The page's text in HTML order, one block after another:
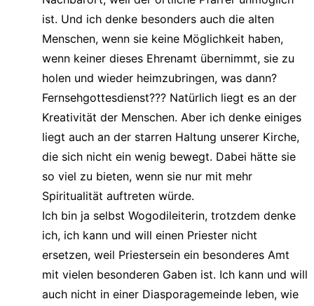
ist. Und ich denke besonders auch die alten
Menschen, wenn sie keine Möglichkeit haben,
wenn keiner dieses Ehrenamt übernimmt, sie zu
holen und wieder heimzubringen, was dann?
Fernsehgottesdienst??? Natürlich liegt es an der
Kreativität der Menschen. Aber ich denke einiges
liegt auch an der starren Haltung unserer Kirche,
die sich nicht ein wenig bewegt. Dabei hätte sie
so viel zu bieten, wenn sie nur mit mehr
Spiritualität auftreten würde.
Ich bin ja selbst Wogodileiterin, trotzdem denke
ich, ich kann und will einen Priester nicht
ersetzen, weil Priestersein ein besonderes Amt
mit vielen besonderen Gaben ist. Ich kann und will
auch nicht in einer Diasporagemeinde leben, wie